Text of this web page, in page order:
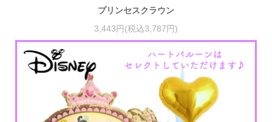
プリンセスクラウン
3,443円(税込3,787円)